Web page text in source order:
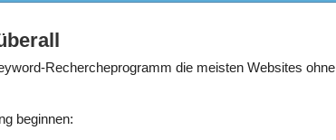
Rechercheprogramm die meisten Websites ohne
beginnen: